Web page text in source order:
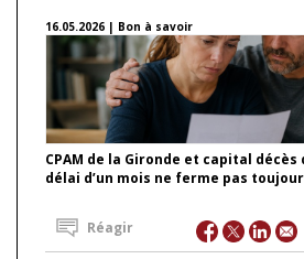
16.05.2026 | Bon à savoir
CPAM de la Gironde et capital
délai d’un mois ne ferme pas
Réagir